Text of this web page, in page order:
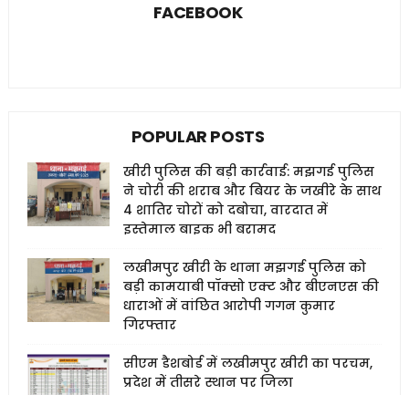
FACEBOOK
POPULAR POSTS
खीरी पुलिस की बड़ी कार्रवाई: मझगई पुलिस
ने चोरी की शराब और बियर के जखीरे के साथ
4 शातिर चोरों को दबोचा, वारदात में
इस्तेमाल बाइक भी बरामद
लखीमपुर खीरी के थाना मझगई पुलिस को
बड़ी कामयाबी पॉक्सो एक्ट और बीएनएस की
धाराओं में वांछित आरोपी गगन कुमार
गिरफ्तार
सीएम डैशबोर्ड में लखीमपुर खीरी का परचम,
प्रदेश में तीसरे स्थान पर जिला